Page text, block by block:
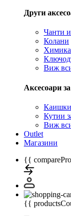
Други
Чанти
Колани
Виж
Аксесоари
Кутии
Виж
Outlet
Магазини
{{
{{